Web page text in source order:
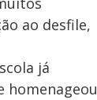
ao desfile,
já
homenageou